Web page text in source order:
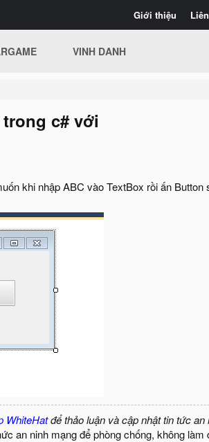
Giới thiệu
VINH DANH
c# với
khi nhập ABC vào TextBox rồi ấn Button
WhiteHatđể thảo luận và cập nhật tin tức an
an ninh mạng để phòng chống, không làm